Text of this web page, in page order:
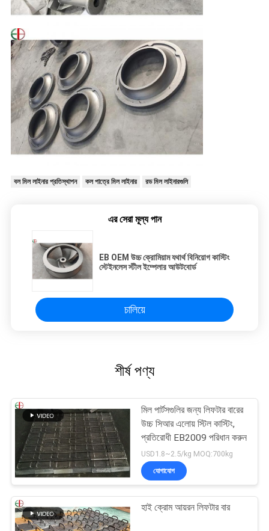
বল মিল লাইনার প্রতিস্থাপন কল পাত্রে মিল লাইনার রড মিল লাইনারগুলি
এর সেরা মূল্য পান
EB OEM উচ্চ ক্রোমিয়াম যথার্থ বিনিয়োগ কাস্টিং
স্টেইনলেস স্টীল ইম্পেলার আউটবোর্ড
চালিয়ে
শীর্ষ পণ্য
মিল পার্টসগুলির জন্য লিফটার বারের
উচ্চ সিআর এলোয় স্টিল কাস্টিং,
প্রতিরোধী EB2009 পরিধান করুন
USD1.8~2.5/kg MOQ:700kg
যোগাযোগ
হাই ক্রোম আয়রন লিফটার বার